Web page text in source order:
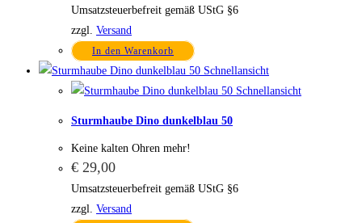
Umsatzsteuerbefreit gemäß UStG §6
zzgl. Versand
In den Warenkorb
Schnellansicht
Schnellansicht
Sturmhaube Dino dunkelblau 50
Keine kalten Ohren mehr!
€ 29,00
Umsatzsteuerbefreit gemäß UStG §6
zzgl. Versand